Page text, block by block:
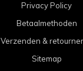
Privacy Policy
Betaalmethoden
Verzenden &
Sitemap